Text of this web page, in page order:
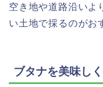
空き地や道路沿いよ
い土地で採るのがお
ブタナを美味し